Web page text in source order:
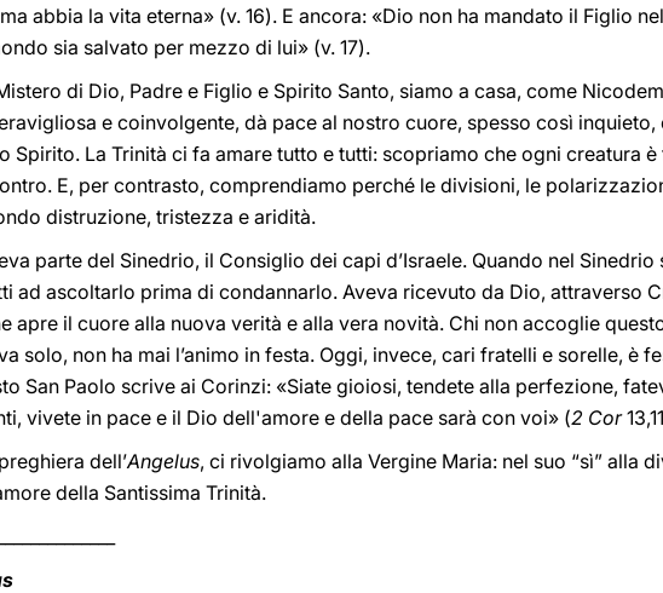
abbia la vita eterna» (v. 16). E ancora: «Dio non ha mandato il Figlio
sia salvato per mezzo di lui» (v. 17).
di Dio, Padre e Figlio e Spirito Santo, siamo a casa, come
e coinvolgente, dà pace al nostro cuore, spesso così
Spirito. La Trinità ci fa amare tutto e tutti: scopriamo che ogni creatura
E, per contrasto, comprendiamo perché le divisioni, le
distruzione, tristezza e aridità.
parte del Sinedrio, il Consiglio dei capi d’Israele. Quando nel
ad ascoltarlo prima di condannarlo. Aveva ricevuto da Dio, attraverso
apre il cuore alla nuova verità e alla vera novità. Chi non accoglie
solo, non ha mai l’animo in festa. Oggi, invece, cari fratelli e sorelle, è
San Paolo scrive ai Corinzi: «Siate gioiosi, tendete alla perfezione,
vivete in pace e il Dio dell'amore e della pace sarà con voi» (2 Cor
dell’Angelus, ci rivolgiamo alla Vergine Maria: nel suo “sì” alla
della Santissima Trinità.